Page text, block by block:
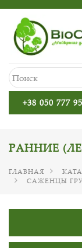
+38 050 777
РАННИЕ
ГЛАВНАЯ
САЖЕНЦЫ